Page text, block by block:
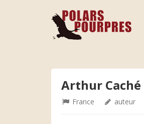
Arthur Caché
France auteur